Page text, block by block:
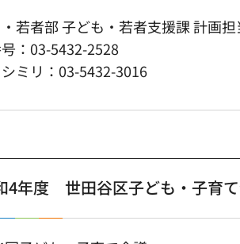
若者部 子ども・若者支援課 計画担
：03-5432-2528
ミリ：03-5432-3016
4年度 世田谷区子ども・子育